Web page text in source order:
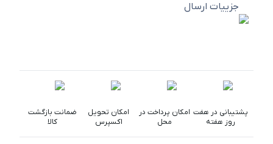
جزییات ارسال
پشتیبانی در هفت
روز هفته
امکان پرداخت در
محل
امکان تحویل
اکسپرس
ضمانت بازگشت
کالا